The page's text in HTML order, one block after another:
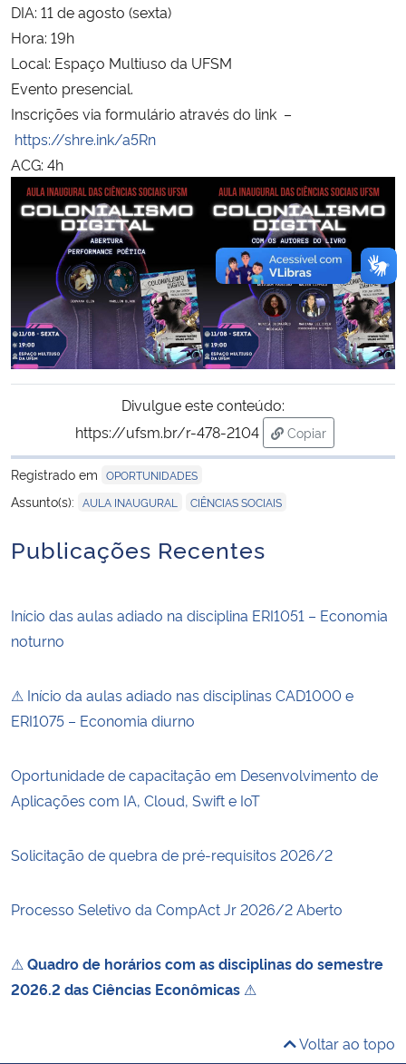
DIA: 11 de agosto (sexta)
Hora: 19h
Local: Espaço Multiuso da UFSM
Evento presencial.
Inscrições via formulário através do link –
https://shre.ink/a5Rn
ACG: 4h
Divulgue este conteúdo:
https://ufsm.br/r-478-2104
Copiar
para área de
Registrado em OPORTUNIDADES
Assunto(s): AULA INAUGURAL CIÊNCIAS SOCIAIS
Publicações Recentes
Início das aulas adiado na disciplina ERI1051 – Economia
noturno
⚠ Início da aulas adiado nas disciplinas CAD1000 e
ERI1075 – Economia diurno
Oportunidade de capacitação em Desenvolvimento de
Aplicações com IA, Cloud, Swift e IoT
Solicitação de quebra de pré-requisitos 2026/2
Processo Seletivo da CompAct Jr 2026/2 Aberto
⚠ Quadro de horários com as disciplinas do semestre
2026.2 das Ciências Econômicas ⚠
Voltar ao topo